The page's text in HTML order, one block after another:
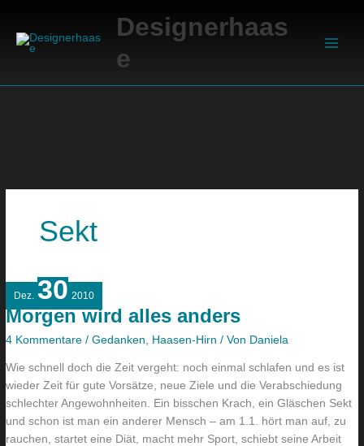
springen
Designerhaas
e
Sekt
Dez. 30 2010
Morgen wird alles anders
4 Kommentare /Gedanken, Haasen-Hirn / Von Daniela
Wie schnell doch die Zeit vergeht: noch einmal schlafen und es ist
wieder Zeit für gute Vorsätze, neue Ziele und die Verabschiedung
schlechter Angewohnheiten. Ein bisschen Krach, ein Gläschen Sekt
und schon ist man ein anderer Mensch – am 1.1. hört man auf, zu
rauchen, startet eine Diät, macht mehr Sport, schiebt seine Arbeit
Morgen
wird
alles
anders